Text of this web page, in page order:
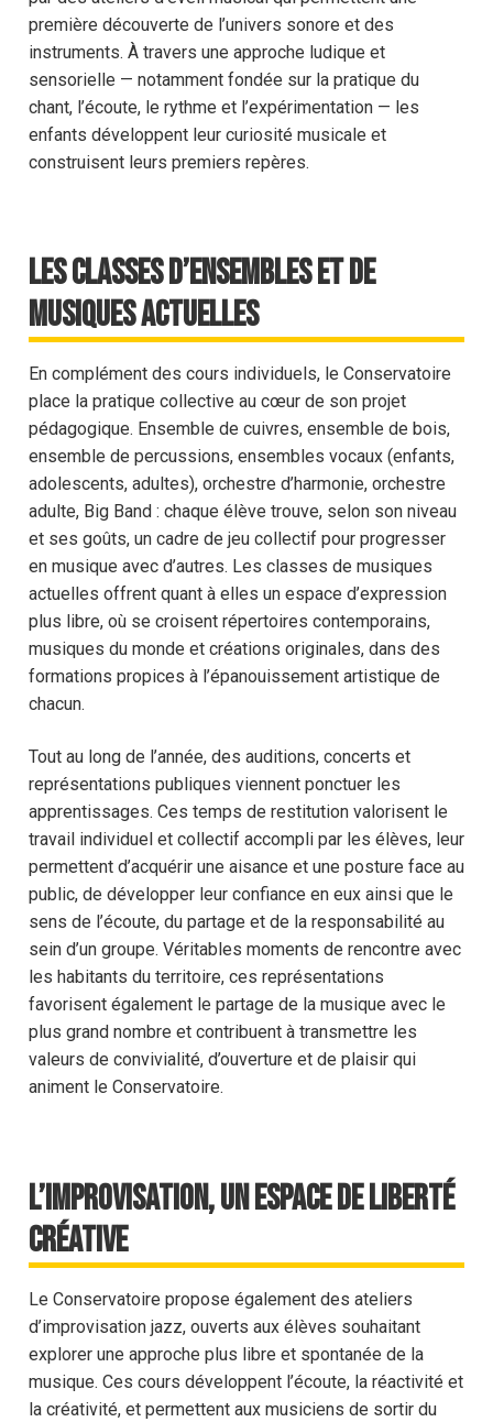
première découverte de l’univers sonore et des
instruments. À travers une approche ludique et
sensorielle — notamment fondée sur la pratique du
chant, l’écoute, le rythme et l’expérimentation — les
enfants développent leur curiosité musicale et
construisent leurs premiers repères.
Les classes d’ensembles et de
musiques actuelles
En complément des cours individuels, le Conservatoire
place la pratique collective au cœur de son projet
pédagogique. Ensemble de cuivres, ensemble de bois,
ensemble de percussions, ensembles vocaux (enfants,
adolescents, adultes), orchestre d’harmonie, orchestre
adulte, Big Band : chaque élève trouve, selon son niveau
et ses goûts, un cadre de jeu collectif pour progresser
en musique avec d’autres. Les classes de musiques
actuelles offrent quant à elles un espace d’expression
plus libre, où se croisent répertoires contemporains,
musiques du monde et créations originales, dans des
formations propices à l’épanouissement artistique de
chacun.
Tout au long de l’année, des auditions, concerts et
représentations publiques viennent ponctuer les
apprentissages. Ces temps de restitution valorisent le
travail individuel et collectif accompli par les élèves, leur
permettent d’acquérir une aisance et une posture face au
public, de développer leur confiance en eux ainsi que le
sens de l’écoute, du partage et de la responsabilité au
sein d’un groupe. Véritables moments de rencontre avec
les habitants du territoire, ces représentations
favorisent également le partage de la musique avec le
plus grand nombre et contribuent à transmettre les
valeurs de convivialité, d’ouverture et de plaisir qui
animent le Conservatoire.
L’improvisation, un espace de liberté
créative
Le Conservatoire propose également des ateliers
d’improvisation jazz, ouverts aux élèves souhaitant
explorer une approche plus libre et spontanée de la
musique. Ces cours développent l’écoute, la réactivité et
la créativité, et permettent aux musiciens de sortir du